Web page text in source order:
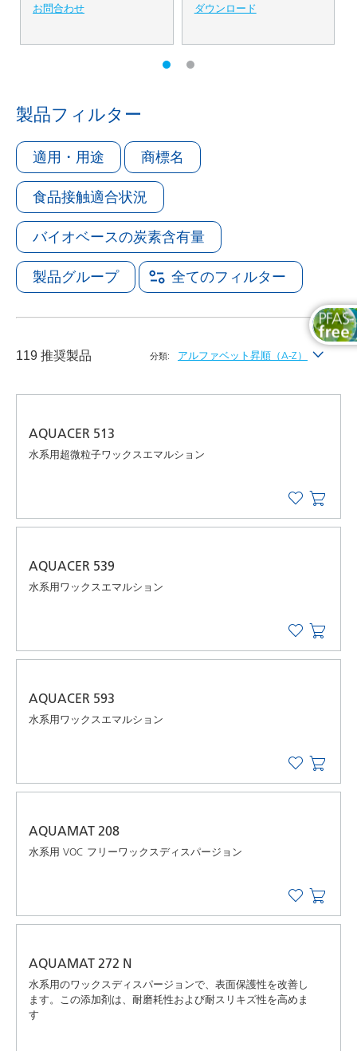
お問合わせ ダウンロード
製品フィルター
適用・用途 商標名
食品接触適合状況
バイオベースの炭素含有量
製品グループ 全てのフィルター
119 推奨製品 分類: アルファベット昇順（A-Z）
AQUACER 513
水系用超微粒子ワックスエマルション
AQUACER 539
水系用ワックスエマルション
AQUACER 593
水系用ワックスエマルション
AQUAMAT 208
水系用 VOC フリーワックスディスパージョン
AQUAMAT 272 N
水系用のワックスディスパージョンで、表面保護性を改善し
ます。この添加剤は、耐磨耗性および耐スリキズ性を高めま
す